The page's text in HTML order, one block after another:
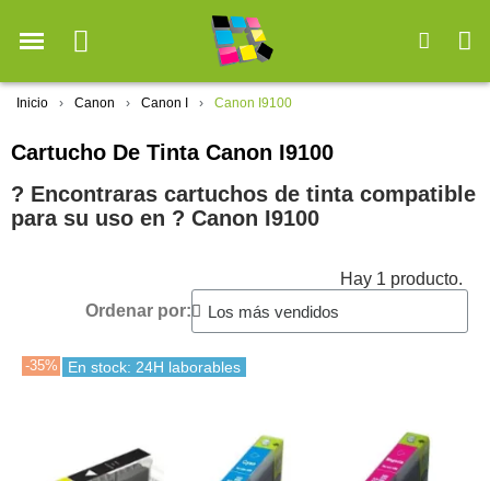
Inicio Canon Canon I Canon I9100
Cartucho De Tinta Canon I9100
? Encontraras cartuchos de tinta compatible
para su uso en ?️ Canon I9100
Hay 1 producto.
Ordenar por:
-35% En stock: 24H laborables